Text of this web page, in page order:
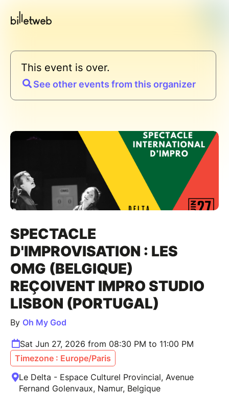
This event is over.
See other events from this organizer
SPECTACLE
D'IMPROVISATION : LES
OMG (BELGIQUE)
REÇOIVENT IMPRO STUDIO
LISBON (PORTUGAL)
By Oh My God
Sat Jun 27, 2026 from 08:30 PM to 11:00 PM
Timezone : Europe/Paris
Le Delta - Espace Culturel Provincial, Avenue
Fernand Golenvaux, Namur, Belgique